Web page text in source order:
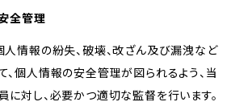
全管理
人情報の紛失、破壊、改ざん及び漏洩など
、個人情報の安全管理が図られるよう、当
に対し、必要かつ適切な監督を行います。